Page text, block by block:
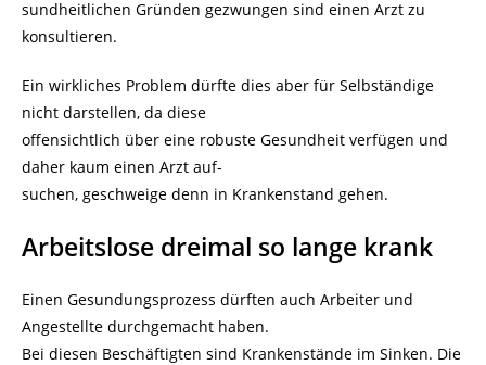
sundheitlichen Gründen gezwungen sind einen Arzt zu
konsultieren.
Ein wirkliches Problem dürfte dies aber für Selbständige
nicht darstellen, da diese
offensichtlich über eine robuste Gesundheit verfügen und
daher kaum einen Arzt auf-
suchen, geschweige denn in Krankenstand gehen.
Arbeitslose dreimal so lange krank
Einen Gesundungsprozess dürften auch Arbeiter und
Angestellte durchgemacht haben.
Bei diesen Beschäftigten sind Krankenstände im Sinken. Die